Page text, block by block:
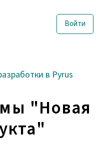
Войти
в Pyrus
"Новая